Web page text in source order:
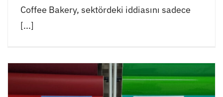
Coffee Bakery, sektördeki iddiasını sadece
[...]